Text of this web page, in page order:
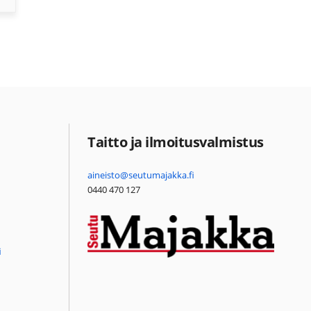
Taitto ja ilmoitusvalmistus
aineisto@seutumajakka.fi
0440 470 127